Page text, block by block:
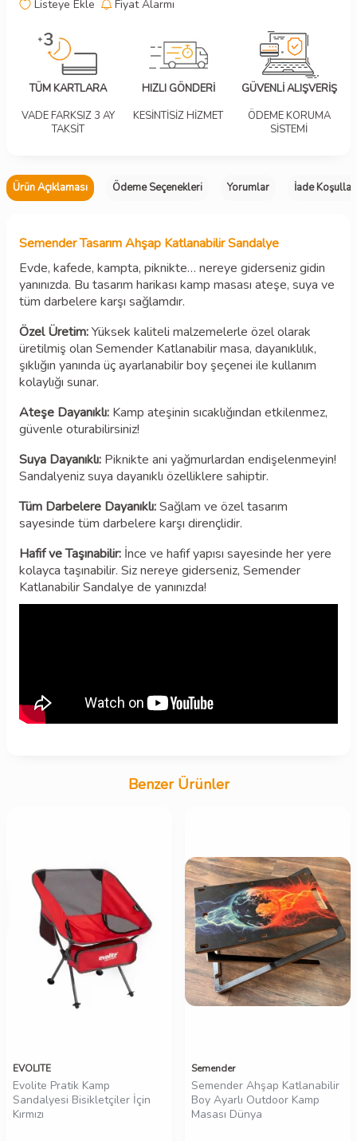
Listeye Ekle Fiyat Alarmı
TÜM KARTLARA
VADE FARKSIZ 3 AY
TAKSİT
HIZLI GÖNDERİ
KESİNTİSİZ HİZMET
GÜVENLİ ALIŞVERİŞ
ÖDEME KORUMA
SİSTEMİ
Ürün Açıklaması Ödeme Seçenekleri Yorumlar İade Koşulları
Semender Tasarım Ahşap Katlanabilir Sandalye
Evde, kafede, kampta, piknikte… nereye giderseniz gidin
yanınızda. Bu tasarım harikası kamp masası ateşe, suya ve
tüm darbelere karşı sağlamdır.
Özel Üretim:Yüksek kaliteli malzemelerle özel olarak
üretilmiş olan Semender Katlanabilir masa, dayanıklılık,
şıklığın yanında üç ayarlanabilir boy şeçenei ile kullanım
kolaylığı sunar.
Ateşe Dayanıklı: Kamp ateşinin sıcaklığından etkilenmez,
güvenle oturabilirsiniz!
Suya Dayanıklı: Piknikte ani yağmurlardan endişelenmeyin!
Sandalyeniz suya dayanıklı özelliklere sahiptir.
Tüm Darbelere Dayanıklı:Sağlam ve özel tasarım
sayesinde tüm darbelere karşı dirençlidir.
Hafif ve Taşınabilir: İnce ve hafif yapısı sayesinde her yere
kolayca taşınabilir. Siz nereye giderseniz, Semender
Katlanabilir Sandalye de yanınızda!
Benzer Ürünler
EVOLITE
Evolite Pratik Kamp
Sandalyesi Bisikletçiler İçin
Kırmızı
Semender
Semender Ahşap Katlanabilir
Boy Ayarlı Outdoor Kamp
Masası Dünya